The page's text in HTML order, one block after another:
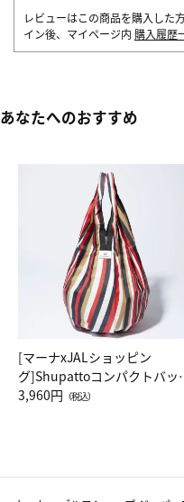
レビューはこの商品を購入した
イン後、マイページ内 購入履歴
あなたへのおすすめ
[マーナxJALショッピン
グ]Shupattoコンパクトバッ
Drop JAL客室乗務員（LC）ス
3,960円 （税込）